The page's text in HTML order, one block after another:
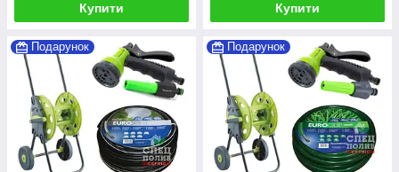
Купити Купити
Подарунок Подарунок